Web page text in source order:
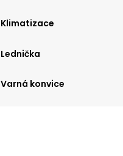
Klimatizace
Lednička
Varná konvice